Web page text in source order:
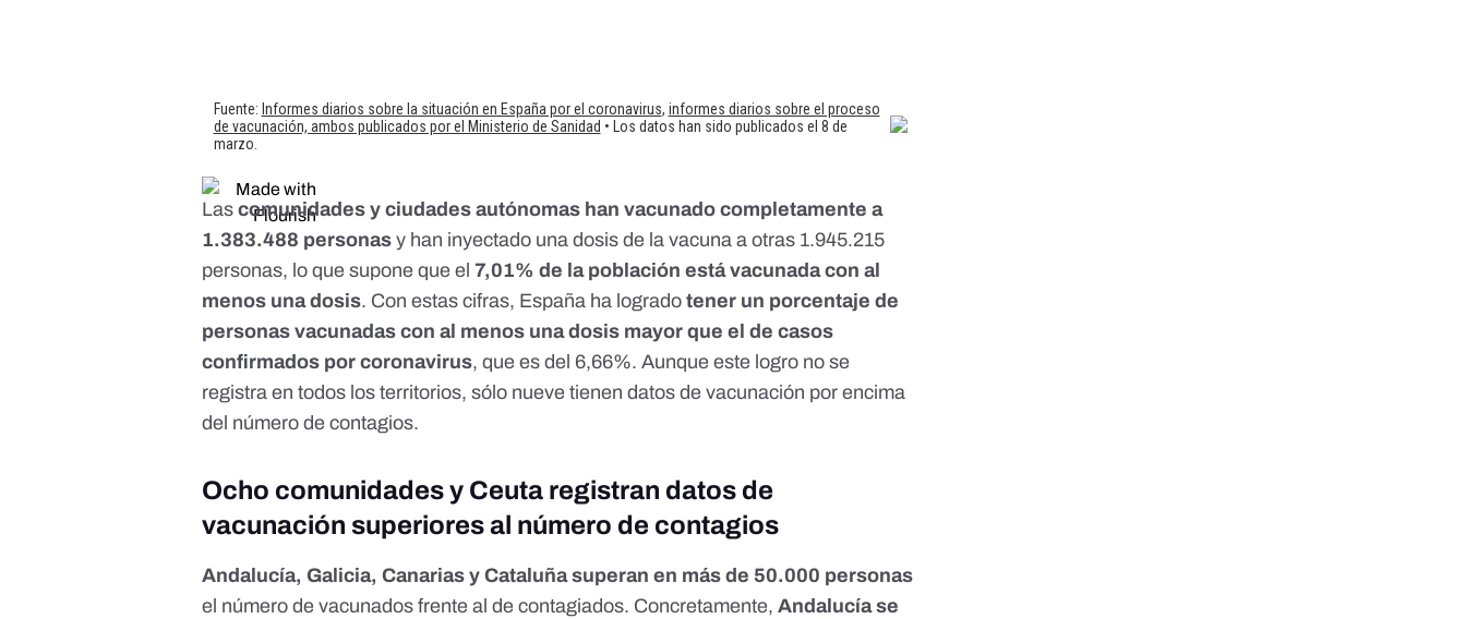
Lascomunidades y ciudades autónomas han vacunado completamente a
1.383.488 personas y han inyectado una dosis de la vacuna a otras 1.945.215
personas, lo que supone que el7,01% de la población está vacunada con al
menos una dosis. Con estas cifras, España ha logradotener un porcentaje de
personas vacunadas con al menos una dosis mayor que el de casos
confirmados por coronavirus, que es del 6,66%. Aunque este logro no se
registra en todos los territorios, sólo nueve tienen datos de vacunación por encima
del número de contagios.
Ocho comunidades y Ceuta registran datos de
vacunación superiores al número de contagios
Andalucía, Galicia, Canarias y Cataluña superan en más de 50.000 personas
el número de vacunados frente al de contagiados. Concretamente,Andalucía se